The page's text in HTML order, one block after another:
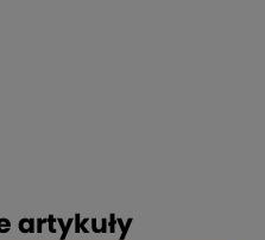
artykuły